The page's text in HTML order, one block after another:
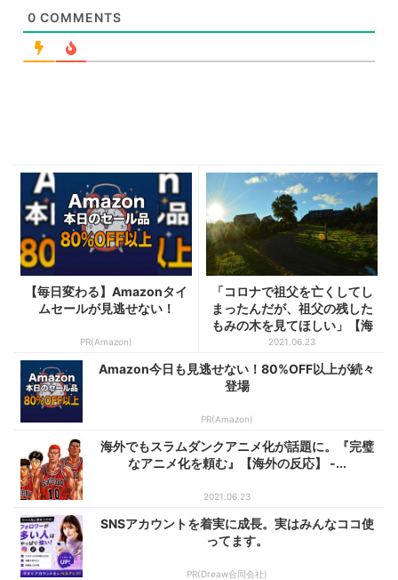
0 COMMENTS
【毎日変わる】Amazonタイ
ムセールが見逃せない！
PR(Amazon)
「コロナで祖父を亡くしてし
まったんだが、祖父の残した
もみの木を見てほしい」【海
外...
2021.06.23
Amazon今日も見逃せない！80%OFF以上が続々
登場
PR(Amazon)
海外でもスラムダンクアニメ化が話題に。『完璧
なアニメ化を頼む』【海外の反応】 -...
2021.06.23
SNSアカウントを着実に成長。実はみんなココ使
ってます。
PR(Dreaw合同会社)